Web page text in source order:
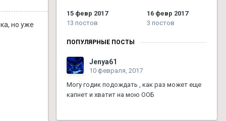
но уже
15 февр 2017
13 постов
16 февр 2017
3 постов
ПОПУЛЯРНЫЕ ПОСТЫ
Jenya61
10 февраля, 2017
Могу годик подождать , как раз может еще
капнет и хватит на мою ООБ